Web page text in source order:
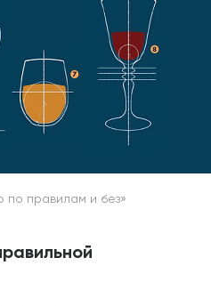
по правилам и без»